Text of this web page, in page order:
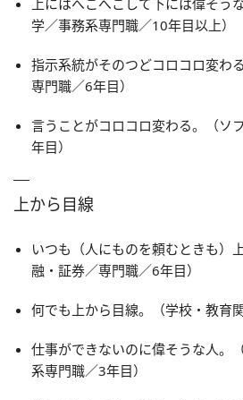
上にはへこへこして下には偉そう
学／事務系専門職／10年目以上）
指示系統がそのつどコロコロ変わ
専門職／6年目）
言うことがコロコロ変わる。（ソ
年目）
上から目線
いつも（人にものを頼むときも）
融・証券／専門職／6年目）
何でも上から目線。（学校・教育
仕事ができないのに偉そうな人。
系専門職／3年目）